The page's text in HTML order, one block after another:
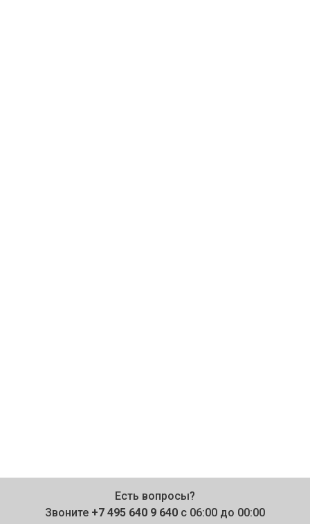
Есть вопросы?
Звоните +7 495 640 9 640 с 06:00 до 00:00